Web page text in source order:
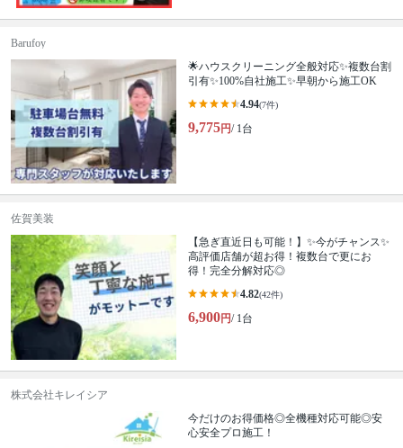
Barufoy
🌟ハウスクリーニング全般対応✨複数台割
引有✨100%自社施工✨早朝から施工OK
4.94(7件)
9,775円/ 1台
佐賀美装
【急ぎ直近日も可能！】✨今がチャンス✨
高評価店舗が超お得！複数台で更にお
得！完全分解対応◎
4.82(42件)
6,900円/ 1台
株式会社キレイシア
今だけのお得価格◎全機種対応可能◎安
心安全プロ施工！